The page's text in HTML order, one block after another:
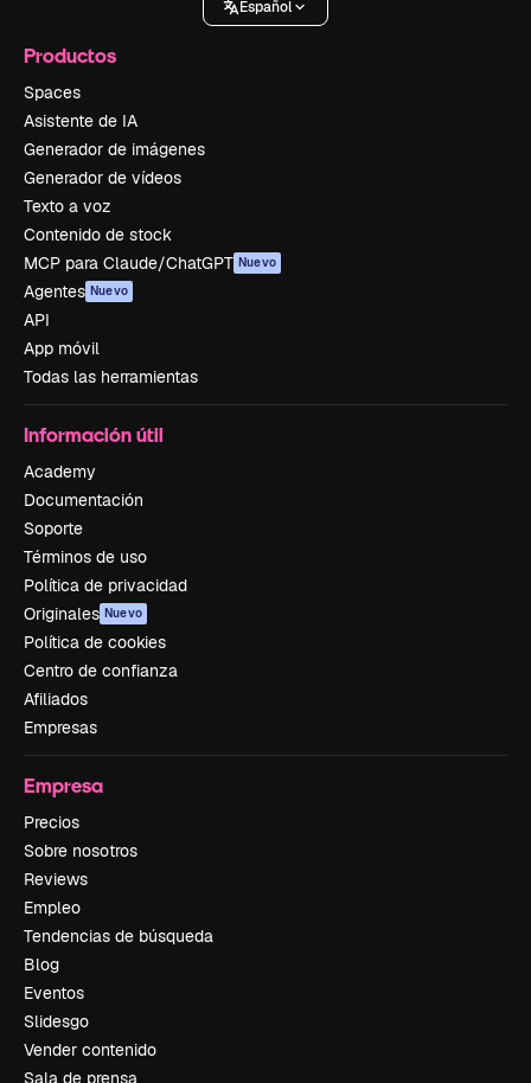
Español
Productos
Spaces
Asistente de IA
Generador de imágenes
Generador de vídeos
Texto a voz
Contenido de stock
MCP para Claude/ChatGPT Nuevo
Agentes Nuevo
API
App móvil
Todas las herramientas
Información útil
Academy
Documentación
Soporte
Términos de uso
Política de privacidad
Originales Nuevo
Política de cookies
Centro de confianza
Afiliados
Empresas
Empresa
Precios
Sobre nosotros
Reviews
Empleo
Tendencias de búsqueda
Blog
Eventos
Slidesgo
Vender contenido
Sala de prensa